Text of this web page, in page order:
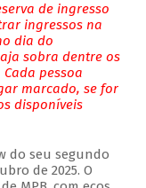
de ingresso
ingressos na
dia do
sobra dentre os
pessoa
marcado, se for
disponíveis
do seu segundo
de 2025. O